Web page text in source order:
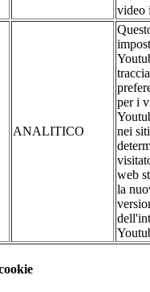
video
ANALITICO
per i
nei
web
la